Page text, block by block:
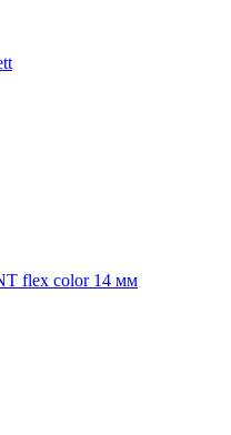
flex color 14 мм